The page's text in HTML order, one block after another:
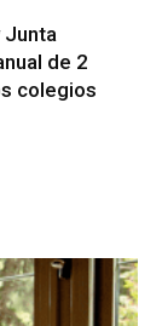
Junta
de 2
colegios